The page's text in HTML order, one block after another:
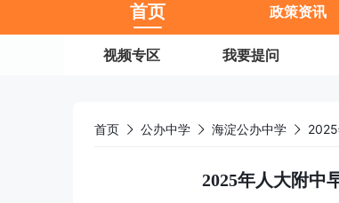
首页 政策资讯
视频专区 我要提问
首页 公办中学 海淀公办中学
2025年人大附中